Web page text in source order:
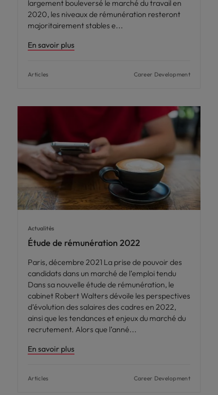
largement bouleversé le marché du travail en
2020, les niveaux de rémunération resteront
majoritairement stables e
En savoir plus
Articles Career Development
Actualités
Étude de rémunération 2022
Paris, décembre 2021 La prise de pouvoir des
candidats dans un marché de l’emploi tendu
Dans sa nouvelle étude de rémunération, le
cabinet Robert Walters dévoile les perspectives
d’évolution des salaires des cadres en 2022,
ainsi que les tendances et enjeux du marché du
recrutement. Alors que l’anné
En savoir plus
Articles Career Development